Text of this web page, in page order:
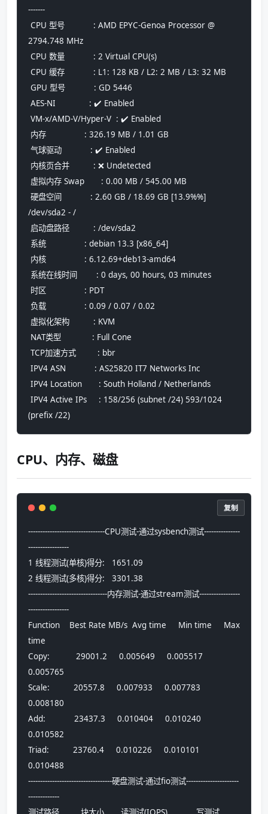
-------
2794.748 MHz
CPU 数量            : 2 Virtual CPU(s)
CPU 缓存            : L1: 128 KB / L2: 2 MB / L3: 32 MB
GPU 型号            : GD 5446
AES-NI              : ✔️ Enabled
VM-x/AMD-V/Hyper-V  : ✔️ Enabled
内存                : 326.19 MB / 1.01 GB
气球驱动            : ✔️ Enabled
内核页合并          : ❌ Undetected
虚拟内存 Swap       : 0.00 MB / 545.00 MB
/dev/sda2 - /
启动盘路径          : /dev/sda2
系统                : debian 13.3 [x86_64]
内核                : 6.12.69+deb13-amd64
系统在线时间        : 0 days, 00 hours, 03 minutes
时区                : PDT
负载                : 0.09 / 0.07 / 0.02
虚拟化架构          : KVM
NAT类型             : Full Cone
TCP加速方式         : bbr
IPV4 ASN            : AS25820 IT7 Networks Inc
IPV4 Location       : South Holland / Netherlands
(prefix /22)
CPU、内存、磁盘
--------------------------------CPU测试-通过sysbench测试---------------
-----------------
1 线程测试(单核)得分:   1651.09
2 线程测试(多核)得分:   3301.38
---------------------------------内存测试-通过stream测试-----------------
-----------------
Function    Best Rate MB/s  Avg time     Min time     Max
time
Copy:           29001.2     0.005649     0.005517
0.005765
Scale:          20557.8     0.007933     0.007783
0.008180
Add:            23437.3     0.010404     0.010240
0.010582
Triad:          23760.4     0.010226     0.010101
0.010488
-----------------------------------硬盘测试-通过fio测试----------------------
-------------
复制